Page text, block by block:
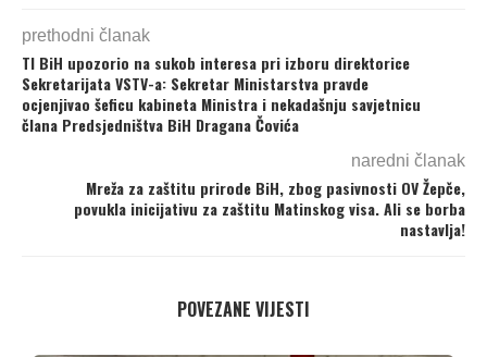
prethodni članak
TI BiH upozorio na sukob interesa pri izboru direktorice
Sekretarijata VSTV-a: Sekretar Ministarstva pravde
ocjenjivao šeficu kabineta Ministra i nekadašnju savjetnicu
člana Predsjedništva BiH Dragana Čovića
naredni članak
Mreža za zaštitu prirode BiH, zbog pasivnosti OV Žepče,
povukla inicijativu za zaštitu Matinskog visa. Ali se borba
nastavlja!
POVEZANE VIJESTI